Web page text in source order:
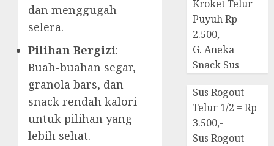
dan menggugah
selera.
Pilihan Bergizi:
Buah-buahan segar,
granola bars, dan
snack rendah kalori
untuk pilihan yang
lebih sehat.
Kroket Telur
Puyuh Rp
2.500,-
G. Aneka
Snack Sus
Sus Rogout
Telur 1/2 = Rp
3.500,-
Sus Rogout